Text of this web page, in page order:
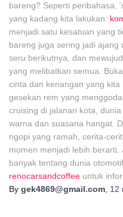
bareng? Seperti peribahasa,
yang kadang kita lakukan:
menjadi satu kesatuan yang
bareng juga sering jadi ajang
seru berikutnya, dan
yang melibatkan semua.
cinta dan kenangan yang
gesekan rem yang
cruising di jalanan kota,
warna dan suasana hangat.
ngopi yang ramah, cerita-
momen menjadi lebih
banyak tentang dunia
renocarsandcoffee untuk
By gek4869@gmail.com 12